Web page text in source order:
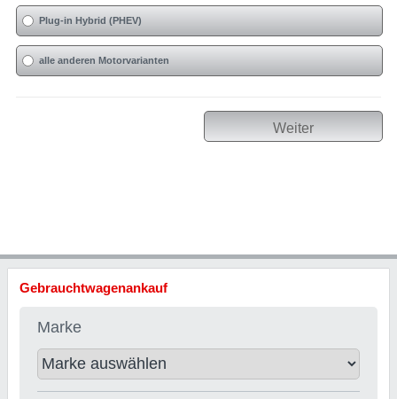
Plug-in Hybrid (PHEV)
alle anderen Motorvarianten
Weiter
Gebrauchtwagenankauf
Marke